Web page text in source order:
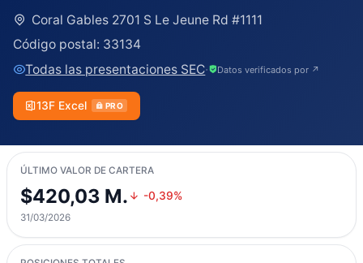
Coral Gables 2701 S Le Jeune Rd #1111
Código postal: 33134
Todas las presentaciones SEC· Datos verificados por ↗
13F Excel PRO
ÚLTIMO VALOR DE CARTERA
$420,03 M. -0,39%
31/03/2026